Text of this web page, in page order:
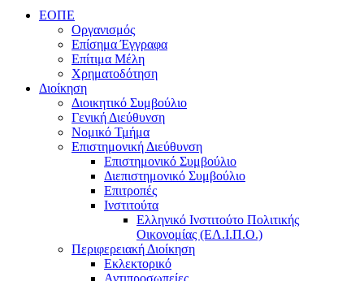
ΕΟΠΕ
Οργανισμός
Επίσημα Έγγραφα
Επίτιμα Μέλη
Χρηματοδότηση
Διοίκηση
Διοικητικό Συμβούλιο
Γενική Διεύθυνση
Νομικό Τμήμα
Επιστημονική Διεύθυνση
Επιστημονικό Συμβούλιο
Διεπιστημονικό Συμβούλιο
Επιτροπές
Ινστιτούτα
Ελληνικό Ινστιτούτο Πολιτικής
Οικονομίας (ΕΛ.Ι.Π.Ο.)
Περιφερειακή Διοίκηση
Εκλεκτορικό
Αντιπροσωπείες